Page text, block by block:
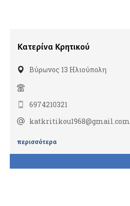
Γυναικολογική Ογκολογία
Εμβρυική Ιατρική
Εξωσωματική Γονιμοποίηση
Λαπαροσκοπική Γυναικολογία
Κατερίνα Κρητικού
Βύρωνος 13 Ηλιούπολη
6974210321
katkritikou1968@gmail.com
περισσότερα